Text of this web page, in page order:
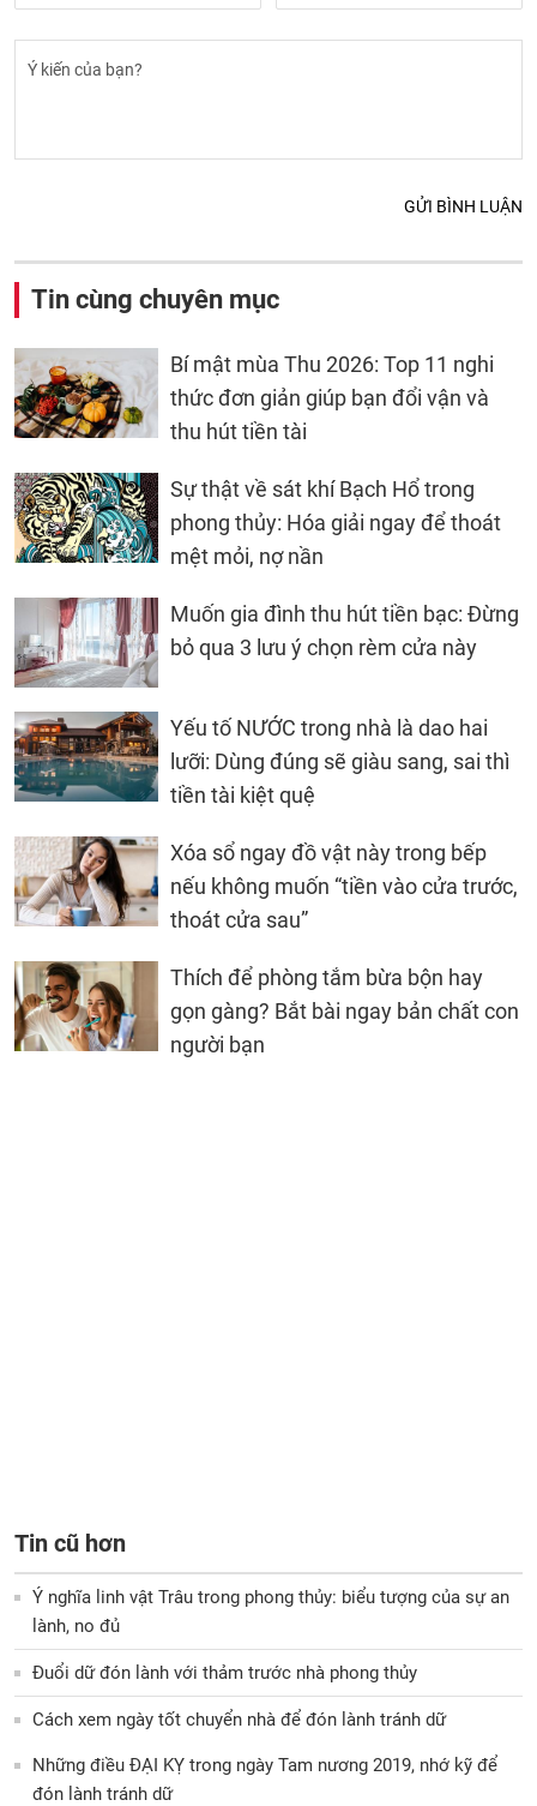
GỬI BÌNH LUẬN
Tin cùng chuyên mục
Bí mật mùa Thu 2026: Top 11 nghi
thức đơn giản giúp bạn đổi vận và
thu hút tiền tài
Sự thật về sát khí Bạch Hổ trong
phong thủy: Hóa giải ngay để thoát
mệt mỏi, nợ nần
Muốn gia đình thu hút tiền bạc: Đừng
bỏ qua 3 lưu ý chọn rèm cửa này
Yếu tố NƯỚC trong nhà là dao hai
lưỡi: Dùng đúng sẽ giàu sang, sai thì
tiền tài kiệt quệ
Xóa sổ ngay đồ vật này trong bếp
nếu không muốn “tiền vào cửa trước,
thoát cửa sau”
Thích để phòng tắm bừa bộn hay
gọn gàng? Bắt bài ngay bản chất con
người bạn
Tin cũ hơn
Ý nghĩa linh vật Trâu trong phong thủy: biểu tượng của sự an
lành, no đủ
Đuổi dữ đón lành với thảm trước nhà phong thủy
Cách xem ngày tốt chuyển nhà để đón lành tránh dữ
Những điều ĐẠI KỴ trong ngày Tam nương 2019, nhớ kỹ để
đón lành tránh dữ